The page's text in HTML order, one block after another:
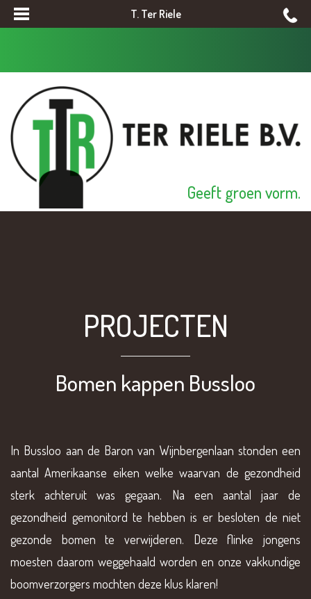
T. Ter Riele
Geeft groen vorm.
PROJECTEN
Bomen kappen Bussloo
In Bussloo aan de Baron van Wijnbergenlaan stonden een
aantal Amerikaanse eiken welke waarvan de gezondheid
sterk achteruit was gegaan. Na een aantal jaar de
gezondheid gemonitord te hebben is er besloten de niet
gezonde bomen te verwijderen. Deze flinke jongens
moesten daarom weggehaald worden en onze vakkundige
boomverzorgers mochten deze klus klaren!